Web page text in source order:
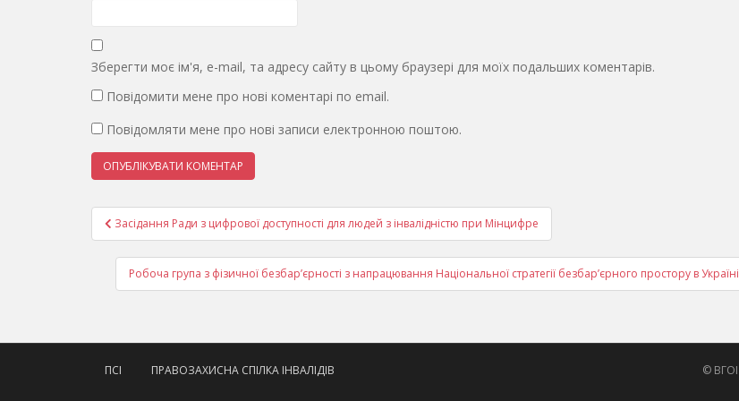
Зберегти моє ім'я, e-mail, та адресу сайту в цьому браузері для моїх подальших коментарів.
Повідомити мене про нові коментарі по email.
Повідомляти мене про нові записи електронною поштою.
Навігація
записів
Засідання Ради з цифрової доступності для людей з інвалідністю при Мінцифре
Робоча група з фізичної безбар’єрності з напрацювання Національної стратегії безбар’єрного простору в Україні
ПСІ ПРАВОЗАХИСНА СПІЛКА ІНВАЛІДІВ © ВГОІ